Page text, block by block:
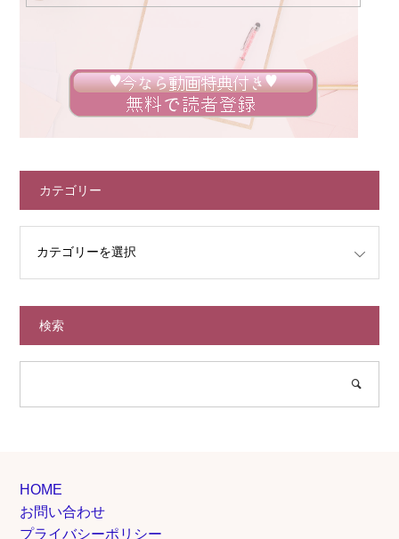
カテゴリー
検索
HOME
お問い合わせ
プライバシーポリシー